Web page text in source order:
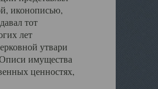
иконописью,
тот
лет
утвари
имущества
ценностях,